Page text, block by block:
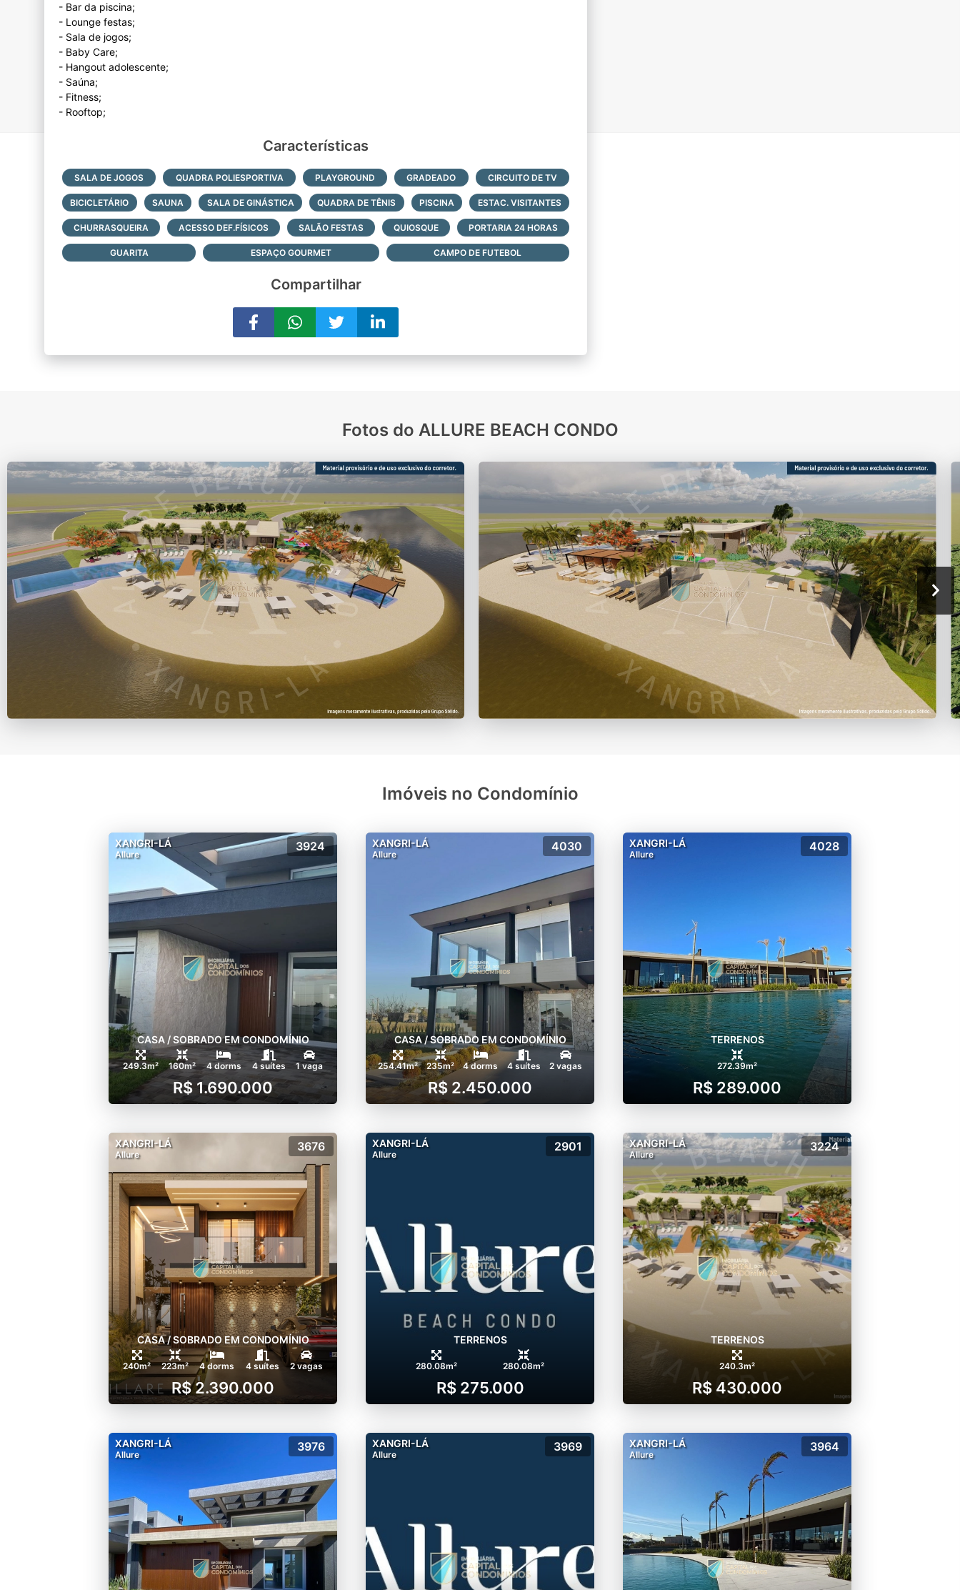
- Bar da piscina;
- Lounge festas;
- Sala de jogos;
- Baby Care;
- Hangout adolescente;
- Saúna;
- Fitness;
Características
SALA DE JOGOS QUADRA POLIESPORTIVA PLAYGROUND GRADEADO CIRCUITO DE TV
BICICLETÁRIO SAUNA SALA DE GINÁSTICA QUADRA DE TÊNIS PISCINA ESTAC. VISITANTES
CHURRASQUEIRA ACESSO DEF.FÍSICOS SALÃO FESTAS QUIOSQUE PORTARIA 24 HORAS
GUARITA ESPAÇO GOURMET CAMPO DE FUTEBOL
Compartilhar
Fotos do ALLURE BEACH CONDO
Imóveis no Condomínio
XANGRI-LÁ
Allure
3924
CASA / SOBRADO EM CONDOMÍNIO
249.3m² 160m² 4 dorms 4 suítes 1 vaga
R$ 1.690.000
XANGRI-LÁ
Allure
4030
CASA / SOBRADO EM CONDOMÍNIO
254.41m² 235m² 4 dorms 4 suítes 2 vagas
R$ 2.450.000
XANGRI-LÁ
Allure
4028
TERRENOS
272.39m²
R$ 289.000
XANGRI-LÁ
Allure
3676
CASA / SOBRADO EM CONDOMÍNIO
240m² 223m² 4 dorms 4 suítes 2 vagas
R$ 2.390.000
XANGRI-LÁ
Allure
2901
TERRENOS
280.08m² 280.08m²
R$ 275.000
XANGRI-LÁ
Allure
3224
TERRENOS
240.3m²
R$ 430.000
XANGRI-LÁ
Allure
3976 XANGRI-LÁ
Allure
3969 XANGRI-LÁ
Allure
3964